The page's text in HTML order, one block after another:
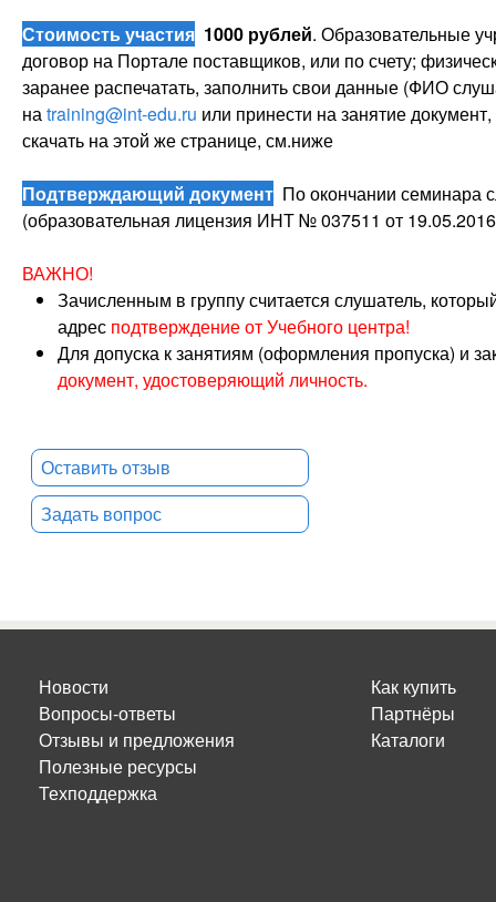
Стоимость участия 1000 рублей. Образовательные
договор на Портале поставщиков, или по счету;
заранее распечатать, заполнить свои данные (ФИО
наtraining@int-edu.ru или принести на занятие
скачать на этой же странице, см.ниже
Подтверждающий документ По окончании семинара
(образовательная лицензия ИНТ № 037511 от
ВАЖНО!
Зачисленным в группу считается слушатель,
адрес подтверждение от Учебного центра!
Для допуска к занятиям (оформления пропуска) и
документ, удостоверяющий личность.
Оставить отзыв
Задать вопрос
Новости
Вопросы-ответы
Отзывы и предложения
Полезные ресурсы
Техподдержка
Как купить
Партнёры
Каталоги